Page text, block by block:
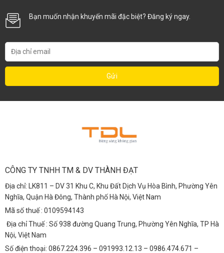
Bạn muốn nhận khuyến mãi đặc biệt? Đăng ký ngay.
CÔNG TY TNHH TM & DV THÀNH ĐẠT
Địa chỉ: LK811 – DV 31 Khu C, Khu Đất Dịch Vụ Hòa Bình, Phường Yên
Nghĩa, Quận Hà Đông, Thành phố Hà Nội, Việt Nam
Mã số thuế : 0109594143
Địa chỉ Thuế : Số 938 đường Quang Trung, Phường Yên Nghĩa, TP Hà
Nội, Việt Nam
Số điện thoại: 0867.224.396 – 091993.12.13 – 0986.474.671 –